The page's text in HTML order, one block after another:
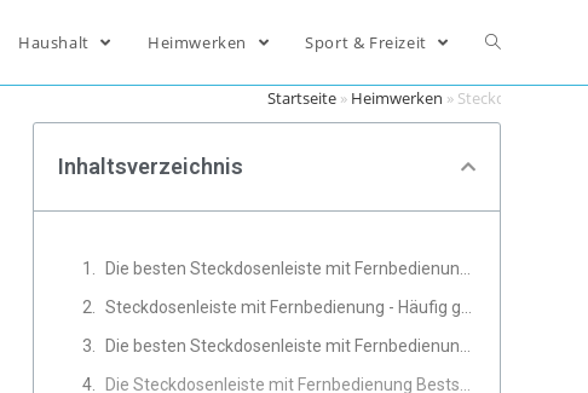
Haushalt Heimwerken Sport & Freizeit
Startseite» Heimwerken » Steckdosenleiste
Inhaltsverzeichnis